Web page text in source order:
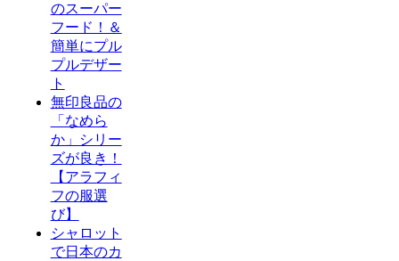
のスーパー
フード！＆
簡単にプル
プルデザー
ト
無印良品の
「なめら
か」シリー
ズが良き！
【アラフィ
フの服選
び】
シャロット
で日本のカ